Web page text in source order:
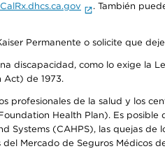
. También
Permanente o solicite que
discapacidad, como lo exige la
Act) de 1973.
profesionales de la salud y los
Health Plan). Es posible
(CAHPS), las quejas de
Mercado de Seguros Médicos